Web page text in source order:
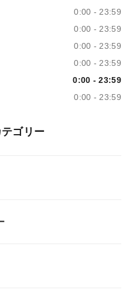
0:00 - 23:59
0:00 - 23:59
0:00 - 23:59
0:00 - 23:59
0:00 - 23:59
0:00 - 23:59
ゴリー